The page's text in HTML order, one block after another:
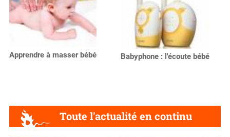
Apprendre à masser bébé Babyphone : l'écoute bébé
Toute l'actualité en continu